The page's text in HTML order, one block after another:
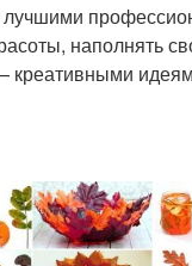
лучшими
наполнять
креативными